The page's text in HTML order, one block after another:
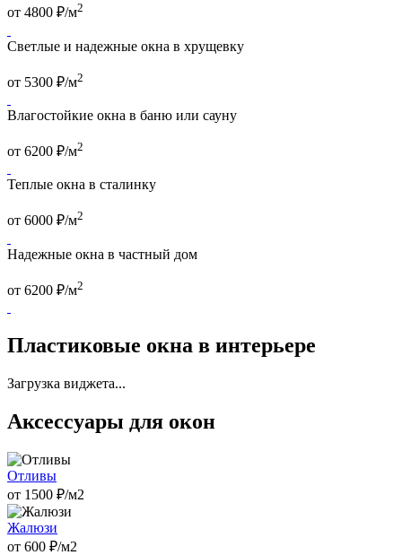
от 4800 ₽/м2
Светлые и надежные окна в хрущевку
от 5300 ₽/м2
Влагостойкие окна в баню или сауну
от 6200 ₽/м2
Теплые окна в сталинку
от 6000 ₽/м2
Надежные окна в частный дом
от 6200 ₽/м2
Пластиковые окна в интерьере
Загрузка виджета...
Аксессуары для окон
Отливы
от 1500 ₽/м2
Жалюзи
от 600 ₽/м2